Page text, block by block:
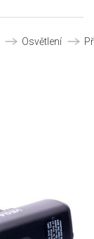
Osvětlení